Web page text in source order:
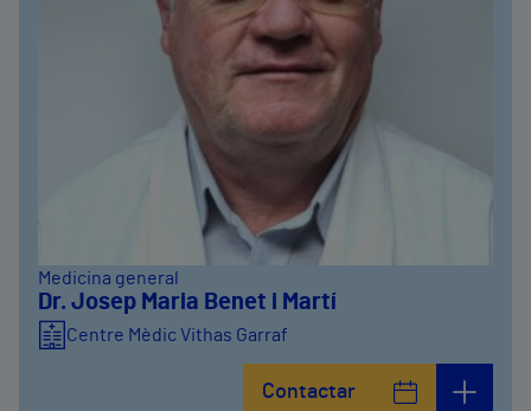
Medicina general
Dr. Josep Maria Benet i Martí
Centre Mèdic Vithas Garraf
Contactar